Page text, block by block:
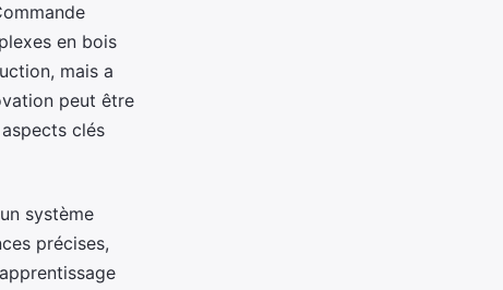
en bois
mais a
peut être
clés
système
précises,